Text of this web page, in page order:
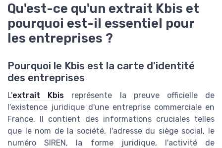
Qu'est-ce qu'un extrait Kbis et
pourquoi est-il essentiel pour
les entreprises ?
Pourquoi le Kbis est la carte d'identité
des entreprises
L'extrait Kbis représente la preuve officielle de
l'existence juridique d'une entreprise commerciale en
France. Il contient des informations cruciales telles
que le nom de la société, l'adresse du siège social, le
numéro SIREN, la forme juridique, l'activité de